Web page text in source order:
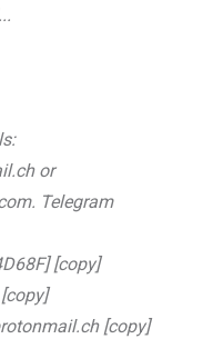
or
Telegram
[copy]
[copy]